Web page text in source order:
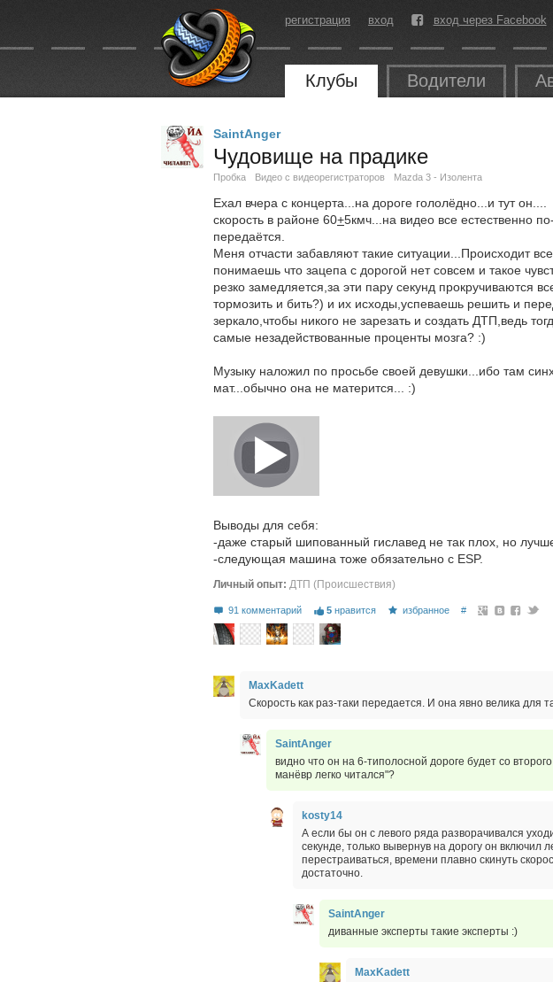
регистрация вход вход через Facebook
Клубы Водители
SaintAnger
Чудовище на прадике
Пробка Видео с видеорегистраторов Mazda 3 - Изолента
Ехал вчера с концерта...на дороге гололёдно...и тут он....
скорость в районе 60+5кмч...на видео все естественно
передаётся.
Меня отчасти забавляют такие ситуации...Происходит
понимаешь что зацепа с дорогой нет совсем и такое
резко замедляется,за эти пару секунд прокручиваются
тормозить и бить?) и их исходы,успеваешь решить и
зеркало,чтобы никого не зарезать и создать ДТП,ведь
самые незадействованные проценты мозга? :)
Музыку наложил по просьбе своей девушки...ибо там
мат...обычно она не матерится... :)
Выводы для себя:
-даже старый шипованный гиславед не так плох, но
-следующая машина тоже обязательно с ESP.
Личный опыт: ДТП (Происшествия)
91 комментарий 5 нравится избранное #
MaxKadett
Скорость как раз-таки передается. И она явно велика для
SaintAnger
видно что он на 6-типолосной дороге будет со
манёвр легко читался"?
kosty14
А если бы он с левого ряда разворачивался
секунде, только вывернув на дорогу он включил
перестраиваться, времени плавно скинуть
достаточно.
SaintAnger
диванные эксперты такие эксперты :)
MaxKadett